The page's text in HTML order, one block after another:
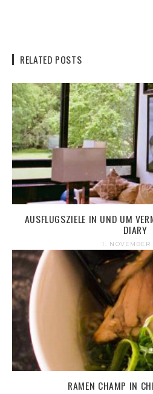
RELATED POSTS
AUSFLUGSZIELE IN UND UM
DIARY
1. NOVEMBER
RAMEN CHAMP IN